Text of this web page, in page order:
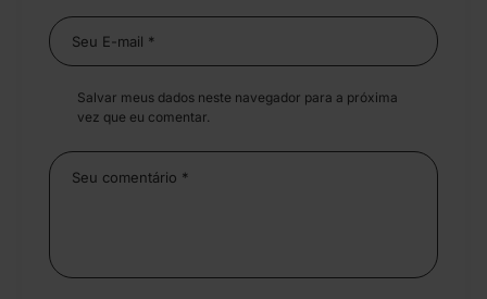
Salvar meus dados neste navegador para a próxima
vez que eu comentar.